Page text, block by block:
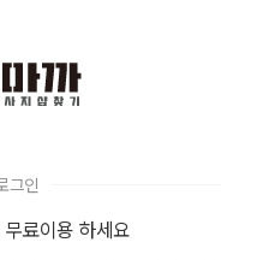
그인
료이용 하세요